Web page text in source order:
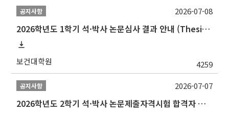
공지사항
2026학년도 1학기 석·박사 논문심사 결과 안내 (Thesis Defense Result)
보건대학원 4259
2026-07-08
공지사항
2026학년도 2학기 석·박사 논문제출자격시험 합격자 공고(TSQ Exam Result)
2026-07-07